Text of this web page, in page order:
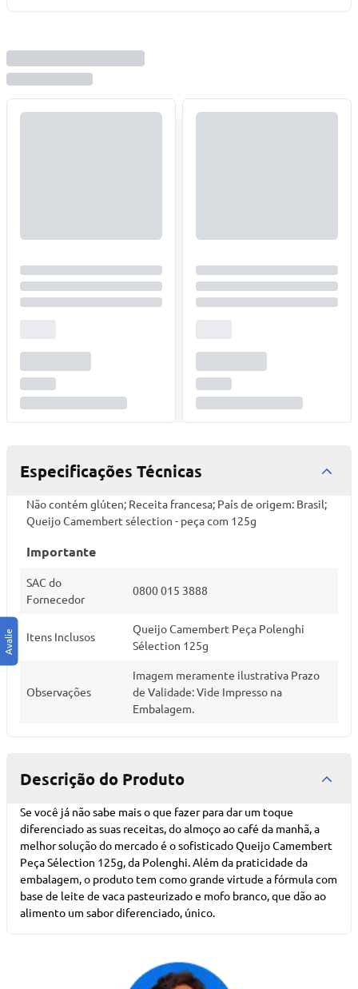
Especificações Técnicas
Não contém glúten; Receita francesa; País de origem: Brasil;
Queijo Camembert sélection - peça com 125g
Importante
SAC do
Fornecedor
0800 015 3888
Itens Inclusos
Queijo Camembert Peça Polenghi
Sélection 125g
Observações
Imagem meramente ilustrativa Prazo
de Validade: Vide Impresso na
Embalagem.
Descrição do Produto
Se você já não sabe mais o que fazer para dar um toque
diferenciado as suas receitas, do almoço ao café da manhã, a
melhor solução do mercado é o sofisticado Queijo Camembert
Peça Sélection 125g, da Polenghi. Além da praticidade da
embalagem, o produto tem como grande virtude a fórmula com
base de leite de vaca pasteurizado e mofo branco, que dão ao
alimento um sabor diferenciado, único.